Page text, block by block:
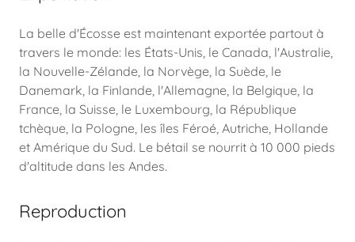
La belle d'Écosse est maintenant exportée partout à
travers le monde: les États-Unis, le Canada, l'Australie,
la Nouvelle-Zélande, la Norvège, la Suède, le
Danemark, la Finlande, l'Allemagne, la Belgique, la
France, la Suisse, le Luxembourg, la République
tchèque, la Pologne, les îles Féroé, Autriche, Hollande
et Amérique du Sud. Le bétail se nourrit à 10 000 pieds
d'altitude dans les Andes.
Reproduction